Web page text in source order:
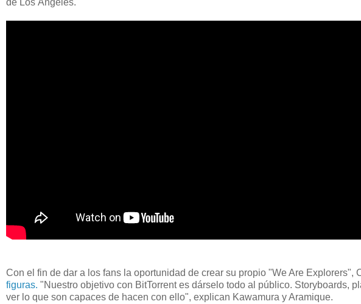
Con el fin de dar a los fans la oportunidad de crear su propio "We Are Explorers",
figuras. "Nuestro objetivo con BitTorrent es dárselo todo al público. Storyboards,
ver lo que son capaces de hacen con ello", explican Kawamura y Aramique.